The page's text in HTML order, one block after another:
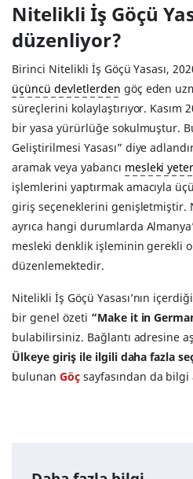
Nitelikli İş Göçü
düzenliyor?
Birinci Nitelikli İş Göçü Yasası,
üçüncü devletlerden göç eden
süreçlerini kolaylaştırıyor. Kasım
bir yasa yürürlüğe sokulmuştur.
Geliştirilmesi Yasası” diye
aramak veya yabancı mesleki
işlemlerini yaptırmak amacıyla
giriş seçeneklerini genişletmiştir.
ayrıca hangi durumlarda
mesleki denklik işleminin gerekli
düzenlemektedir.
Nitelikli İş Göçü Yasası’nın
bir genel özeti “Make it in
bulabilirsiniz. Bağlantı adresine
Ülkeye giriş ile ilgili daha fazla
bulunan Göçsayfasından da